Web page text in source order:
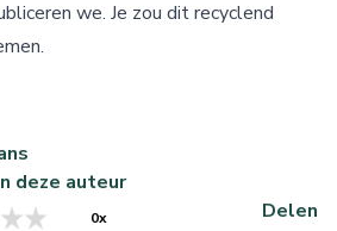
we. Je zou dit recyclend
deze auteur
0x Delen